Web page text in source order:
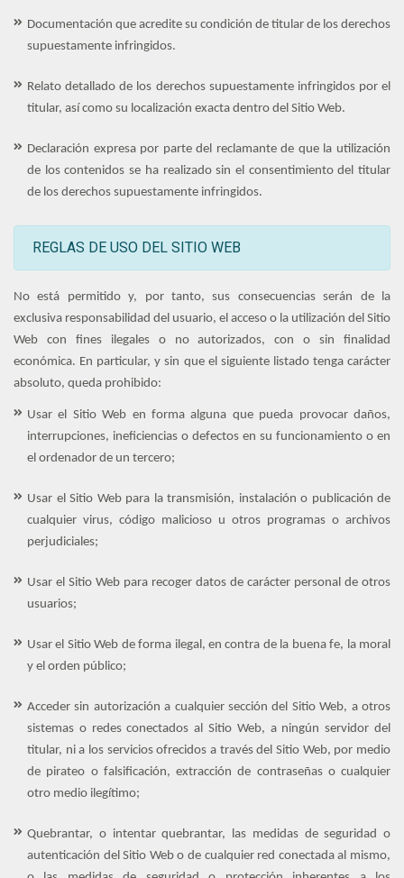
Documentación que acredite su condición de titular de los derechos
supuestamente infringidos.
Relato detallado de los derechos supuestamente infringidos por el
titular, así como su localización exacta dentro del Sitio Web.
Declaración expresa por parte del reclamante de que la utilización
de los contenidos se ha realizado sin el consentimiento del titular
de los derechos supuestamente infringidos.
REGLAS DE USO DEL SITIO WEB
No está permitido y, por tanto, sus consecuencias serán de la
exclusiva responsabilidad del usuario, el acceso o la utilización del Sitio
Web con fines ilegales o no autorizados, con o sin finalidad
económica. En particular, y sin que el siguiente listado tenga carácter
absoluto, queda prohibido:
Usar el Sitio Web en forma alguna que pueda provocar daños,
interrupciones, ineficiencias o defectos en su funcionamiento o en
el ordenador de un tercero;
Usar el Sitio Web para la transmisión, instalación o publicación de
cualquier virus, código malicioso u otros programas o archivos
perjudiciales;
Usar el Sitio Web para recoger datos de carácter personal de otros
usuarios;
Usar el Sitio Web de forma ilegal, en contra de la buena fe, la moral
y el orden público;
Acceder sin autorización a cualquier sección del Sitio Web, a otros
sistemas o redes conectados al Sitio Web, a ningún servidor del
titular, ni a los servicios ofrecidos a través del Sitio Web, por medio
de pirateo o falsificación, extracción de contraseñas o cualquier
otro medio ilegítimo;
Quebrantar, o intentar quebrantar, las medidas de seguridad o
autenticación del Sitio Web o de cualquier red conectada al mismo,